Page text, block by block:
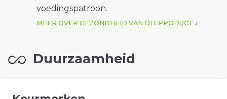
voedingspatroon.
MEER OVER GEZONDHEID VAN DIT PRODUCT
Duurzaamheid